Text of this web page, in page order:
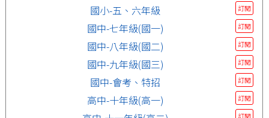
國小-五、六年級 訂閱
國中-七年級(國一) 訂閱
國中-八年級(國二) 訂閱
國中-九年級(國三) 訂閱
國中-會考、特招 訂閱
高中-十年級(高一) 訂閱
訂閱